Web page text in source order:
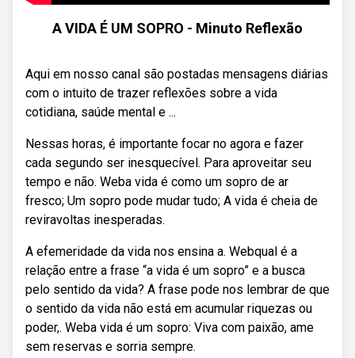
A VIDA É UM SOPRO - Minuto Reflexão
Aqui em nosso canal são postadas mensagens diárias
com o intuito de trazer reflexões sobre a vida
cotidiana, saúde mental e ...
Nessas horas, é importante focar no agora e fazer
cada segundo ser inesquecível. Para aproveitar seu
tempo e não. Weba vida é como um sopro de ar
fresco; Um sopro pode mudar tudo; A vida é cheia de
reviravoltas inesperadas.
A efemeridade da vida nos ensina a. Webqual é a
relação entre a frase “a vida é um sopro” e a busca
pelo sentido da vida? A frase pode nos lembrar de que
o sentido da vida não está em acumular riquezas ou
poder,. Weba vida é um sopro: Viva com paixão, ame
sem reservas e sorria sempre.